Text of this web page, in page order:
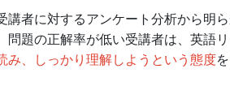
講者に対するアンケート分析から明
題の正解率が低い受講者は、英語
み、しっかり理解しようという態度